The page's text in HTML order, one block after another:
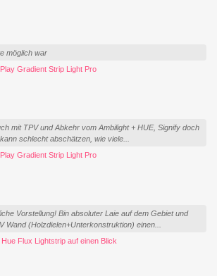
möglich war
Gradient Strip Light Pro
mit TPV und Abkehr vom Ambilight + HUE, Signify doch
schlecht abschätzen, wie viele...
Gradient Strip Light Pro
Vorstellung! Bin absoluter Laie auf dem Gebiet und
Wand (Holzdielen+Unterkonstruktion) einen...
Flux Lightstrip auf einen Blick